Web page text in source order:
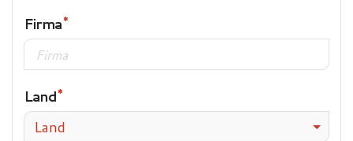
Firma
Land
Land